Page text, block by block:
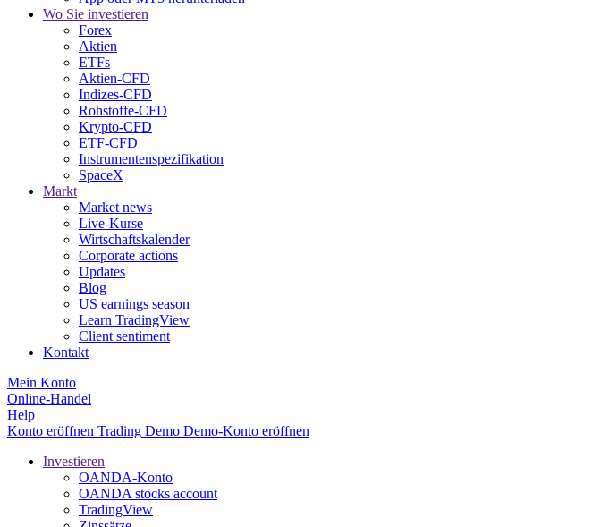
Wo Sie investieren
Forex
Aktien
ETFs
Aktien-CFD
Indizes-CFD
Rohstoffe-CFD
Krypto-CFD
ETF-CFD
Instrumentenspezifikation
SpaceX
Markt
Market news
Live-Kurse
Wirtschaftskalender
Corporate actions
Updates
Blog
US earnings season
Learn TradingView
Client sentiment
Kontakt
Mein Konto
Online-Handel
Help
Konto eröffnen Trading Demo Demo-Konto eröffnen
Investieren
OANDA-Konto
OANDA stocks account
TradingView